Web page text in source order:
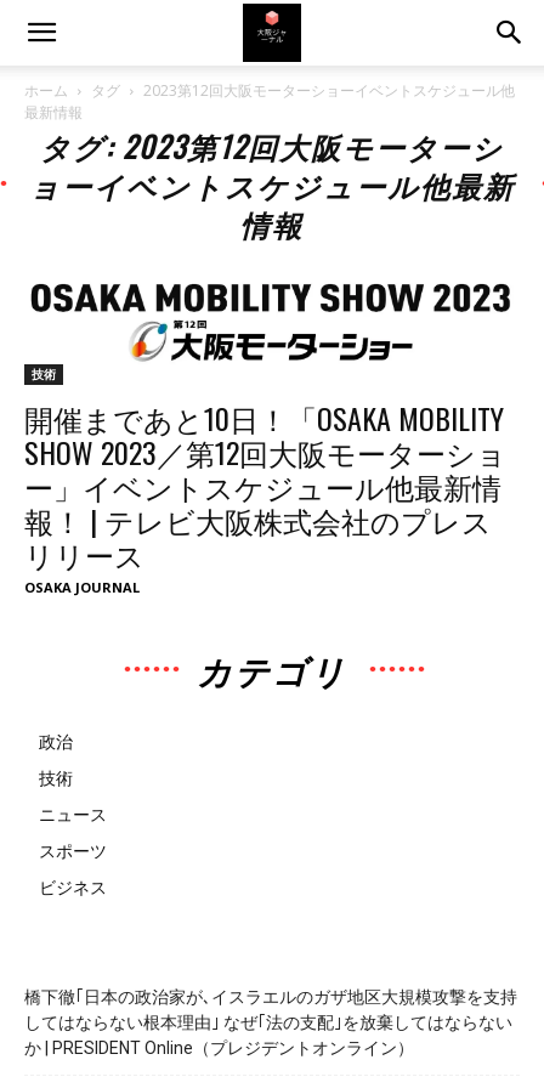
ホーム タグ
2023第12回大阪モーターショーイベントスケジュール他
最新情報
タグ: 2023第12回大阪モーターシ
ョーイベントスケジュール他最新
情報
技術
開催まであと10日！「OSAKA MOBILITY
SHOW 2023／第12回大阪モーターショ
ー」イベントスケジュール他最新情
報！ | テレビ大阪株式会社のプレス
リリース
OSAKA JOURNAL
カテゴリ
政治
技術
ニュース
スポーツ
ビジネス
橋下徹｢日本の政治家が､イスラエルのガザ地区大規模攻撃を支持
してはならない根本理由｣ なぜ｢法の支配｣を放棄してはならない
か | PRESIDENT Online（プレジデントオンライン）